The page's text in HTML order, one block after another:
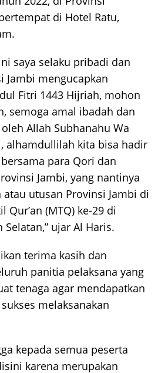
di Hotel Ratu,
saya selaku pribadi dan
Jambi mengucapkan
Fitri 1443 Hijriah, mohon
semoga amal ibadah dan
Allah Subhanahu Wa
alhamdullilah kita bisa hadir
para Qori dan
Jambi, yang nantinya
utusan Provinsi Jambi di
(MTQ) ke-29 di
ujar Al Haris.
terima kasih dan
panitia pelaksana yang
tenaga agar mendapatkan
melaksanakan
kepada semua peserta
karena merupakan